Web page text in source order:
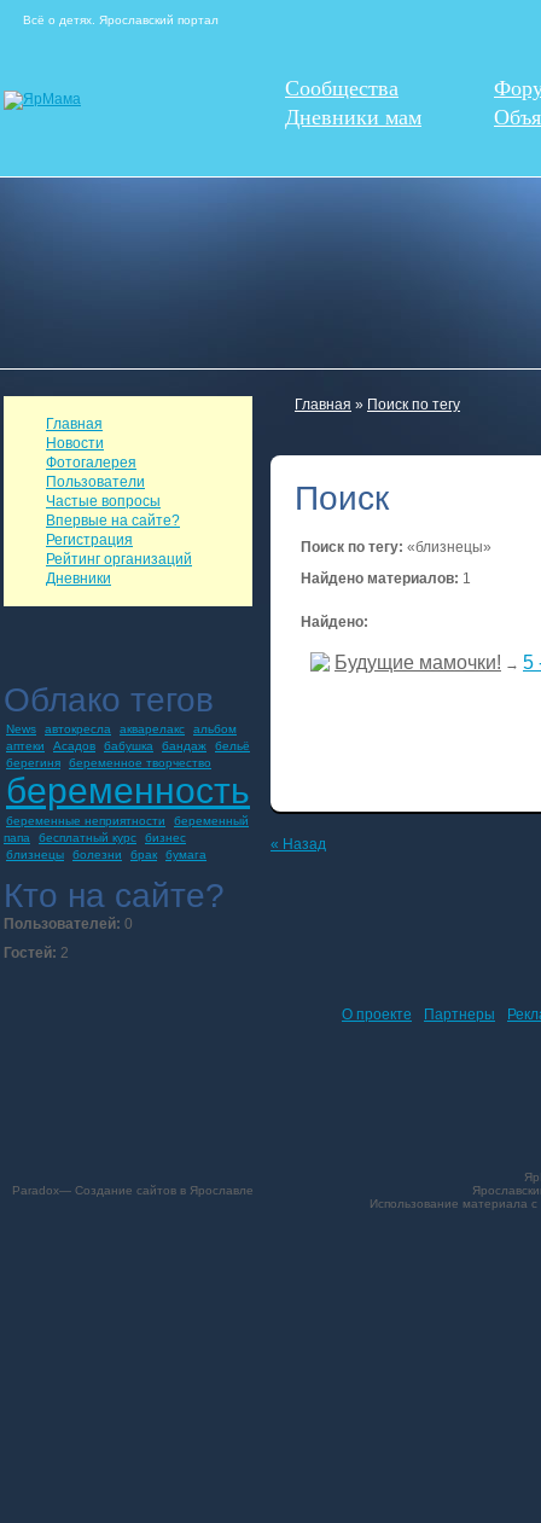
Всё о детях. Ярославский портал
Сообщества
Дневники мам
Главная
Новости
Фотогалерея
Пользователи
Частые вопросы
Впервые на сайте?
Регистрация
Рейтинг организаций
Дневники
Облако тегов
News автокресла акварелакс
альбом
аптеки
Асадов бабушка бандаж
бельё
берегиня
беременное творчество
беременность
беременные неприятности
беременный
папа
бесплатный курс
бизнес
близнецы
болезни брак бумага
Кто на сайте?
Пользователей: 0
Гостей: 2
Главная » Поиск по тегу
Поиск
Поиск по тегу: «близнецы»
Найдено материалов: 1
Найдено:
Будущие мамочки! → 5
« Назад
О проекте Партнеры
Paradox— Создание сайтов в Ярославле
Использование материала